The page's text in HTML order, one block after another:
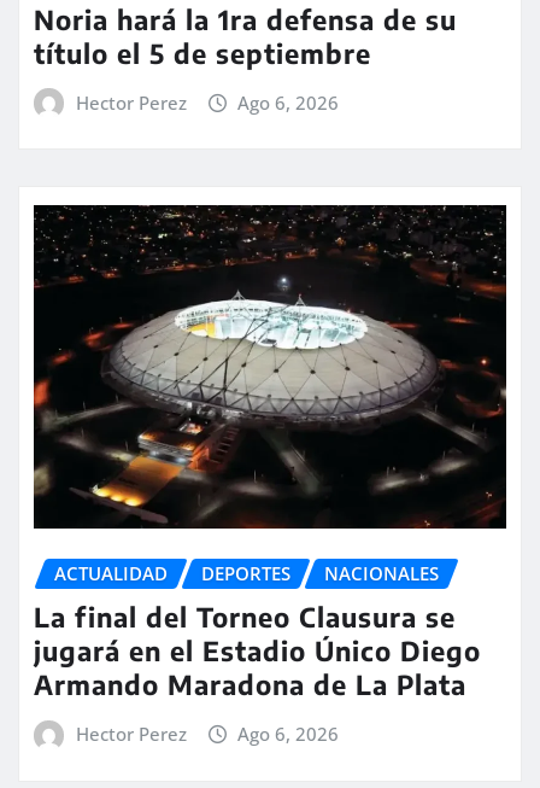
Noria hará la 1ra defensa de su
título el 5 de septiembre
Hector Perez Ago 6, 2026
ACTUALIDAD DEPORTES NACIONALES
La final del Torneo Clausura se
jugará en el Estadio Único Diego
Armando Maradona de La Plata
Hector Perez Ago 6, 2026